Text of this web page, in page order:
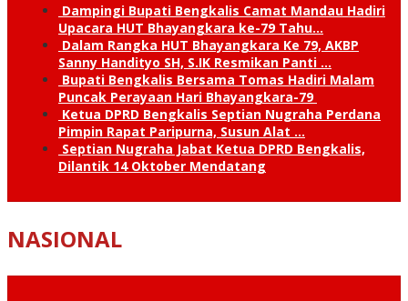
Dampingi Bupati Bengkalis Camat Mandau Hadiri
Upacara HUT Bhayangkara ke-79 Tahu…
Dalam Rangka HUT Bhayangkara Ke 79, AKBP
Sanny Handityo SH, S.IK Resmikan Panti …
Bupati Bengkalis Bersama Tomas Hadiri Malam
Puncak Perayaan Hari Bhayangkara-79
Ketua DPRD Bengkalis Septian Nugraha Perdana
Pimpin Rapat Paripurna, Susun Alat …
Septian Nugraha Jabat Ketua DPRD Bengkalis,
Dilantik 14 Oktober Mendatang
NASIONAL